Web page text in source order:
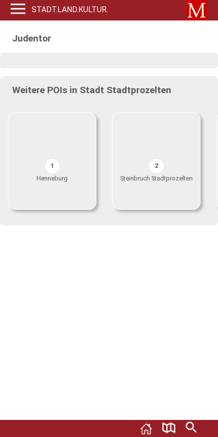
STADT.LAND.KULTUR.
Judentor
Weitere POIs in Stadt Stadtprozelten
1
Henneburg
2
Steinbruch Stadtprozelten